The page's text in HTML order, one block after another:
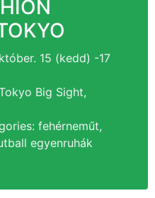
15 (kedd) -17
Big Sight,
: fehérneműt,
egyenruhák